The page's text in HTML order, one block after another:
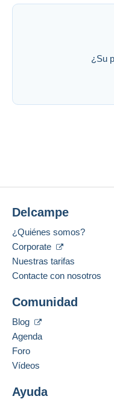
¿Su
Delcampe
¿Quiénes somos?
Corporate
Nuestras tarifas
Contacte con nosotros
Comunidad
Blog
Agenda
Foro
Vídeos
Ayuda